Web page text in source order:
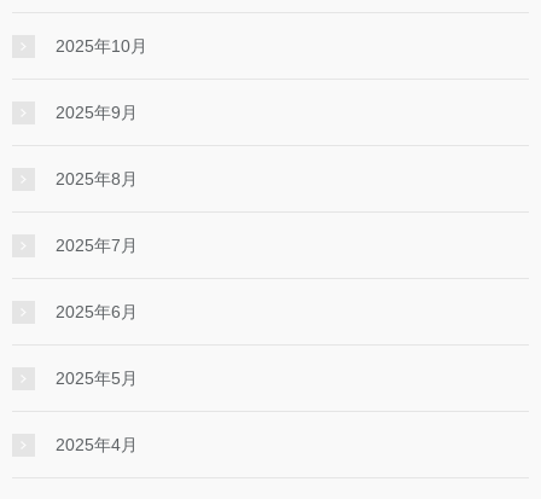
2025年10月
2025年9月
2025年8月
2025年7月
2025年6月
2025年5月
2025年4月